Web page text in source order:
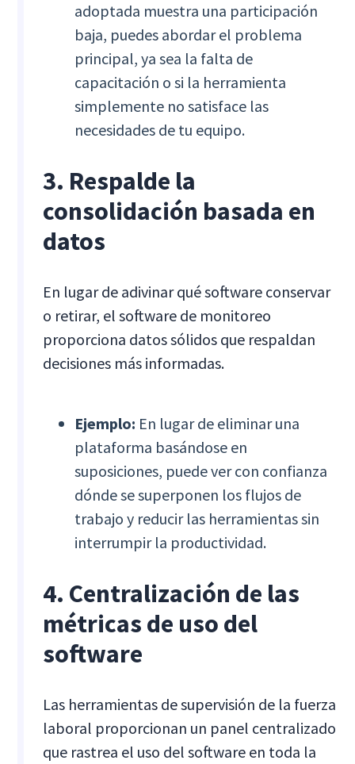
adoptada muestra una participación
baja, puedes abordar el problema
principal, ya sea la falta de
capacitación o si la herramienta
simplemente no satisface las
necesidades de tu equipo.
3. Respalde la
consolidación basada en
datos
En lugar de adivinar qué software conservar
o retirar, el software de monitoreo
proporciona datos sólidos que respaldan
decisiones más informadas.
Ejemplo: En lugar de eliminar una
plataforma basándose en
suposiciones, puede ver con confianza
dónde se superponen los flujos de
trabajo y reducir las herramientas sin
interrumpir la productividad.
4. Centralización de las
métricas de uso del
software
Las herramientas de supervisión de la fuerza
laboral proporcionan un panel centralizado
que rastrea el uso del software en toda la